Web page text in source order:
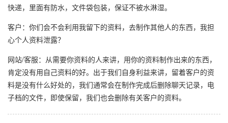
快递，里面有防水，文件袋包装，保证不被水淋湿。
客户：你们会不会利用我留下的资料，去制作其他人的东西，我担
心个人资料泄露？
网站/客服：从需要你资料的人来讲，用你的资料制作出来的东西，
肯定没有用自己资料的好。出于我们自身利益来讲，留着客户的资
料是没有什么好处的，我们通常会在制作完成后删除聊天记录，电
子档的文件，即使保留，我们也会删除有关客户的资料。